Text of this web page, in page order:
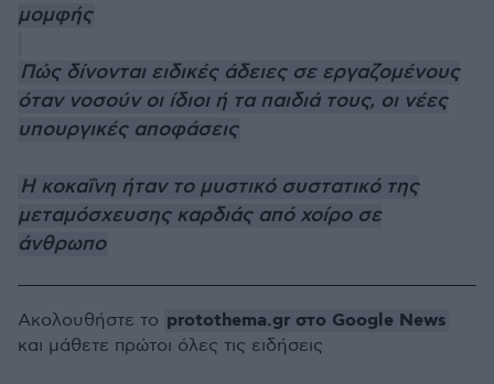
μομφής
Πώς δίνονται ειδικές άδειες σε εργαζομένους
όταν νοσούν οι ίδιοι ή τα παιδιά τους, oι νέες
υπουργικές αποφάσεις
Η κοκαΐνη ήταν το μυστικό συστατικό της
μεταμόσχευσης καρδιάς από χοίρο σε
άνθρωπο
Ακολουθήστε το protothema.gr στο Google News
και μάθετε πρώτοι όλες τις ειδήσεις